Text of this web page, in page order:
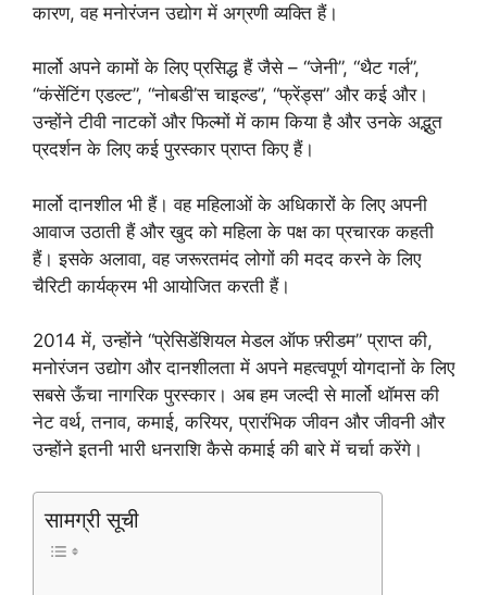
कारण, वह मनोरंजन उद्योग में अग्रणी व्यक्ति हैं।
मार्लो अपने कामों के लिए प्रसिद्ध हैं जैसे – “जेनी”, “थैट गर्ल”,
“कंसेंटिंग एडल्ट”, “नोबडी’स चाइल्ड”, “फ्रेंड्स” और कई और।
उन्होंने टीवी नाटकों और फिल्मों में काम किया है और उनके अद्भुत
प्रदर्शन के लिए कई पुरस्कार प्राप्त किए हैं।
मार्लो दानशील भी हैं। वह महिलाओं के अधिकारों के लिए अपनी
आवाज उठाती हैं और खुद को महिला के पक्ष का प्रचारक कहती
हैं। इसके अलावा, वह जरूरतमंद लोगों की मदद करने के लिए
चैरिटी कार्यक्रम भी आयोजित करती हैं।
2014 में, उन्होंने “प्रेसिडेंशियल मेडल ऑफ फ़्रीडम” प्राप्त की,
मनोरंजन उद्योग और दानशीलता में अपने महत्वपूर्ण योगदानों के लिए
सबसे ऊँचा नागरिक पुरस्कार। अब हम जल्दी से मार्लो थॉमस की
नेट वर्थ, तनाव, कमाई, करियर, प्रारंभिक जीवन और जीवनी और
उन्होंने इतनी भारी धनराशि कैसे कमाई की बारे में चर्चा करेंगे।
सामग्री सूची